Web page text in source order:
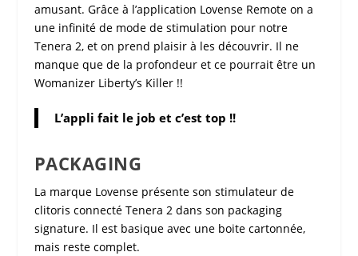
amusant. Grâce à l’application Lovense Remoteon a
une infinité de mode de stimulation pour notre
Tenera 2, et on prend plaisir à les découvrir. Il ne
manque que de la profondeur et ce pourrait être un
Womanizer Liberty’s Killer !!
L’appli fait le job et c’est top !!
PACKAGING
La marque Lovenseprésente son stimulateur de
clitoris connecté Tenera 2dans son packaging
signature. Il est basique avec une boite cartonnée,
mais reste complet.